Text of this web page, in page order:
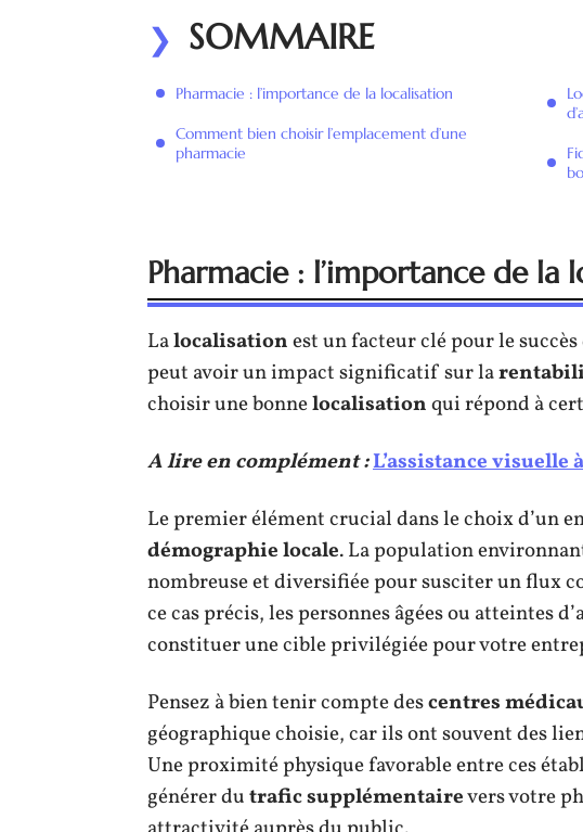
SOMMAIRE
Pharmacie : l’importance de la localisation
Comment bien choisir l’emplacement d’une
pharmacie
Pharmacie : l’importance de la
Lalocalisationest un facteur clé pour le
peut avoir un impact significatif sur la
choisir une bonnelocalisationqui répond à
A lire en complément :L’assistance visuelle
Le premier élément crucial dans le choix d’un
démographie locale. La population
nombreuse et diversifiée pour susciter un flux
ce cas précis, les personnes âgées ou atteintes
constituer une cible privilégiée pour votre
Pensez à bien tenir compte descentres
géographique choisie, car ils ont souvent des
Une proximité physique favorable entre ces
générer dutrafic supplémentairevers votre